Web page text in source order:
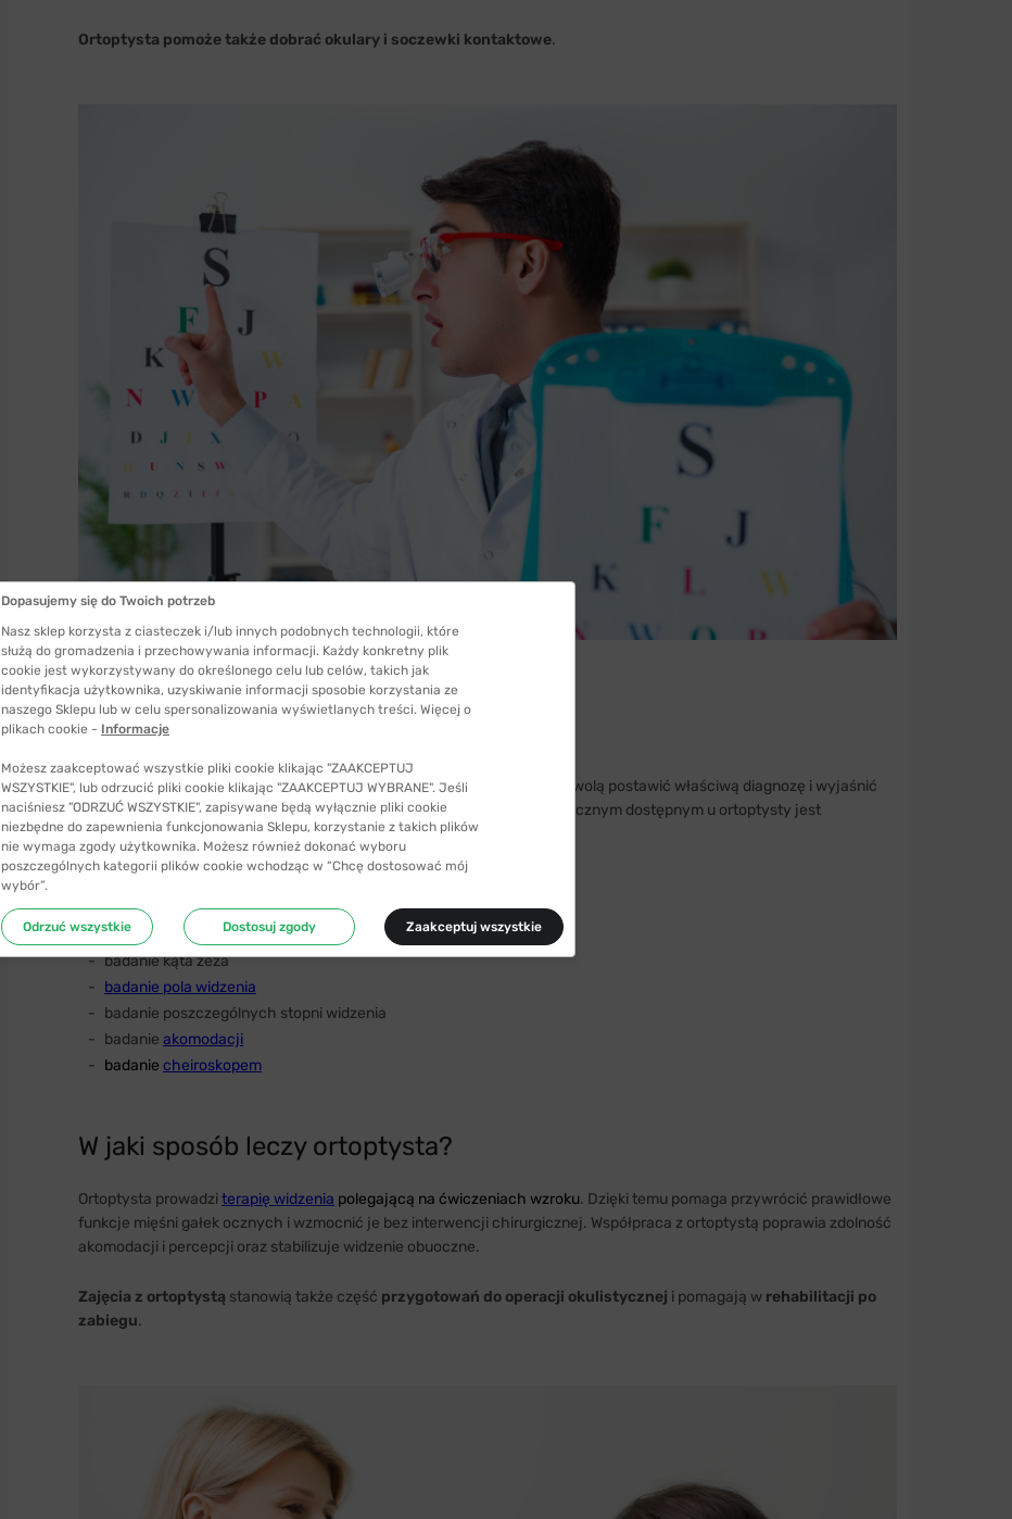
Ortoptysta pomoże także dobrać okulary i soczewki kontaktowe.
Jakie badania wykonuje ortoptysta?
U ortoptysty możemy wykonać różnebadania nieinwazyjne
, które pozwolą postawić właściwą diagnozę i wyjaśnić
źródło problemów ze wzrokiem. Bardzo istotnym urządzeniem diagnostycznym dostępnym u ortoptysty jest
synoptofor.
test hirschberga
badanie kąta zeza
badanie pola widzenia
badanie poszczególnych stopni widzenia
badanie akomodacji
badanie cheiroskopem
W jaki sposób leczy ortoptysta?
Ortoptysta prowadzi terapię widzenia polegającą na ćwiczeniach wzroku. Dzięki temu pomaga przywrócić prawidłowe
funkcje mięśni gałek ocznych i wzmocnić je bez interwencji chirurgicznej. Współpraca z ortoptystą poprawia zdolność
akomodacji i percepcji oraz stabilizuje widzenie obuoczne.
Zajęcia z ortoptystą stanowią także część przygotowań do operacji okulistycznej i pomagają w rehabilitacji po
zabiegu.
Dopasujemy się do Twoich potrzeb
Nasz sklep korzysta z ciasteczek i/lub innych podobnych technologii, które
służą do gromadzenia i przechowywania informacji. Każdy konkretny plik
cookie jest wykorzystywany do określonego celu lub celów, takich jak
identyfikacja użytkownika, uzyskiwanie informacji sposobie korzystania ze
naszego Sklepu lub w celu spersonalizowania wyświetlanych treści. Więcej o
plikach cookie - Informacje
Możesz zaakceptować wszystkie pliki cookie klikając "ZAAKCEPTUJ
WSZYSTKIE", lub odrzucić pliki cookie klikając "ZAAKCEPTUJ WYBRANE". Jeśli
naciśniesz "ODRZUĆ WSZYSTKIE", zapisywane będą wyłącznie pliki cookie
niezbędne do zapewnienia funkcjonowania Sklepu, korzystanie z takich plików
nie wymaga zgody użytkownika. Możesz również dokonać wyboru
poszczególnych kategorii plików cookie wchodząc w “Chcę dostosować mój
wybór”.
Odrzuć wszystkie Dostosuj zgody Zaakceptuj wszystkie